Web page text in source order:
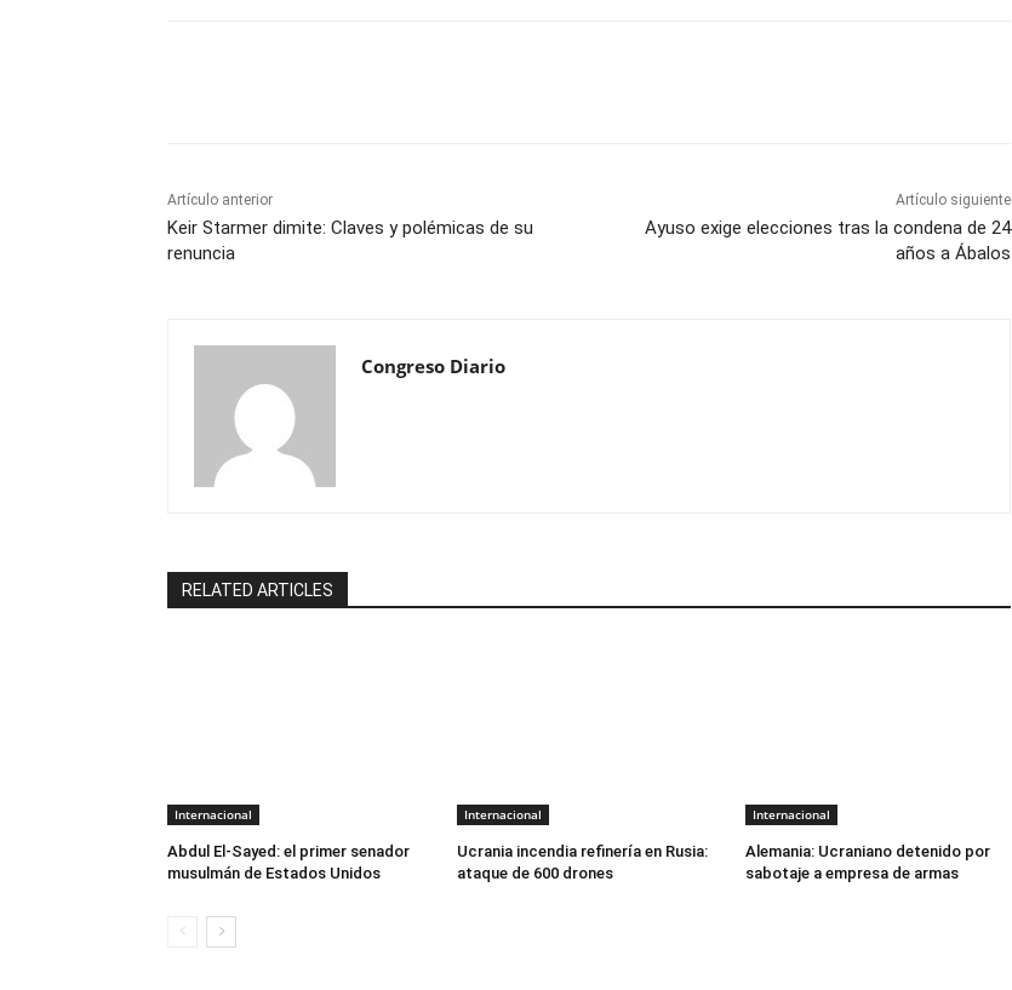
Artículo anterior
Keir Starmer dimite: Claves y polémicas de su
renuncia
Artículo siguiente
Ayuso exige elecciones tras la condena de 24
años a Ábalos
Congreso Diario
RELATED ARTICLES
Internacional
Abdul El-Sayed: el primer senador
musulmán de Estados Unidos
Internacional
Ucrania incendia refinería en Rusia:
ataque de 600 drones
Internacional
Alemania: Ucraniano detenido por
sabotaje a empresa de armas